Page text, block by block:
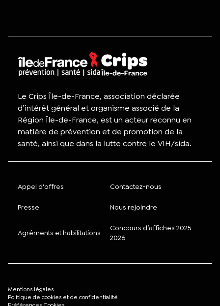
Le Crips Île-de-France, association déclarée
d’intérêt général et organisme associé de la
Région Île-de-France, est un acteur reconnu en
matière de prévention et de promotion de la
santé, ainsi que dans la lutte contre le VIH/sida.
Appel d'offres Contactez-nous
Presse Nous rejoindre
Agréments et habilitations
Concours d’affiches 2025-
2026
Mentions légales
Politique de cookies et de confidentialité